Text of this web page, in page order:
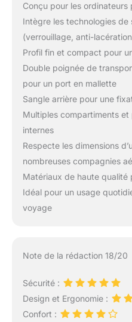
Conçu pour les ordinateurs
Intègre les technologies de
(verrouillage, anti-
Profil fin et compact pour
Double poignée de
pour un port en mallette
Sangle arrière pour une
Multiples compartiments
internes
Respecte les dimensions
nombreuses compagnies
Matériaux de haute qualité
Idéal pour un usage
voyage
Note de la rédaction 18/20
Sécurité :
Design et Ergonomie :
Confort :